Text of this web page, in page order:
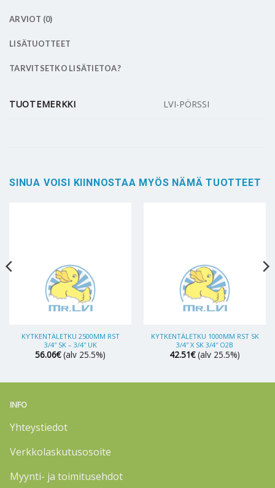
ARVIOT (0)
LISÄTUOTTEET
TARVITSETKO LISÄTIETOA?
TUOTEMERKKI LVI-PÖRSSI
SINUA VOISI KIINNOSTAA MYÖS NÄMÄ TUOTTEET
KYTKENTÄLETKU 2500MM RST
3/4″ SK – 3/4″ UK
56.06€ (alv 25.5%)
KYTKENTÄLETKU 1000MM RST SK
3/4″ X SK 3/4″ O2B
42.51€ (alv 25.5%)
INFO
Yhteystiedot
Verkkolaskutusosoite
Myynti- ja toimitusehdot